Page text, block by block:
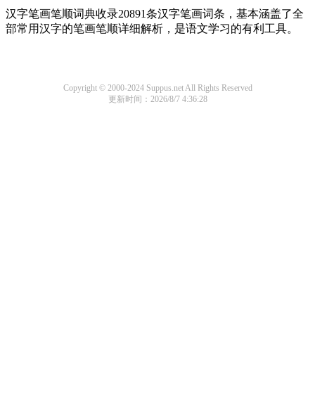
汉字笔画笔顺词典收录20891条汉字笔画词条，基本涵盖了全
部常用汉字的笔画笔顺详细解析，是语文学习的有利工具。
Copyright © 2000-2024 Suppus.net All Rights Reserved
更新时间：2026/8/7 4:36:28